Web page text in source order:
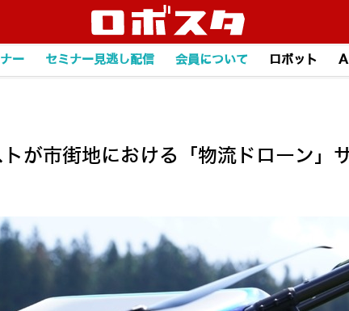
ー セミナー見逃し配信 会員について ロボット
が市街地における「物流ドローン